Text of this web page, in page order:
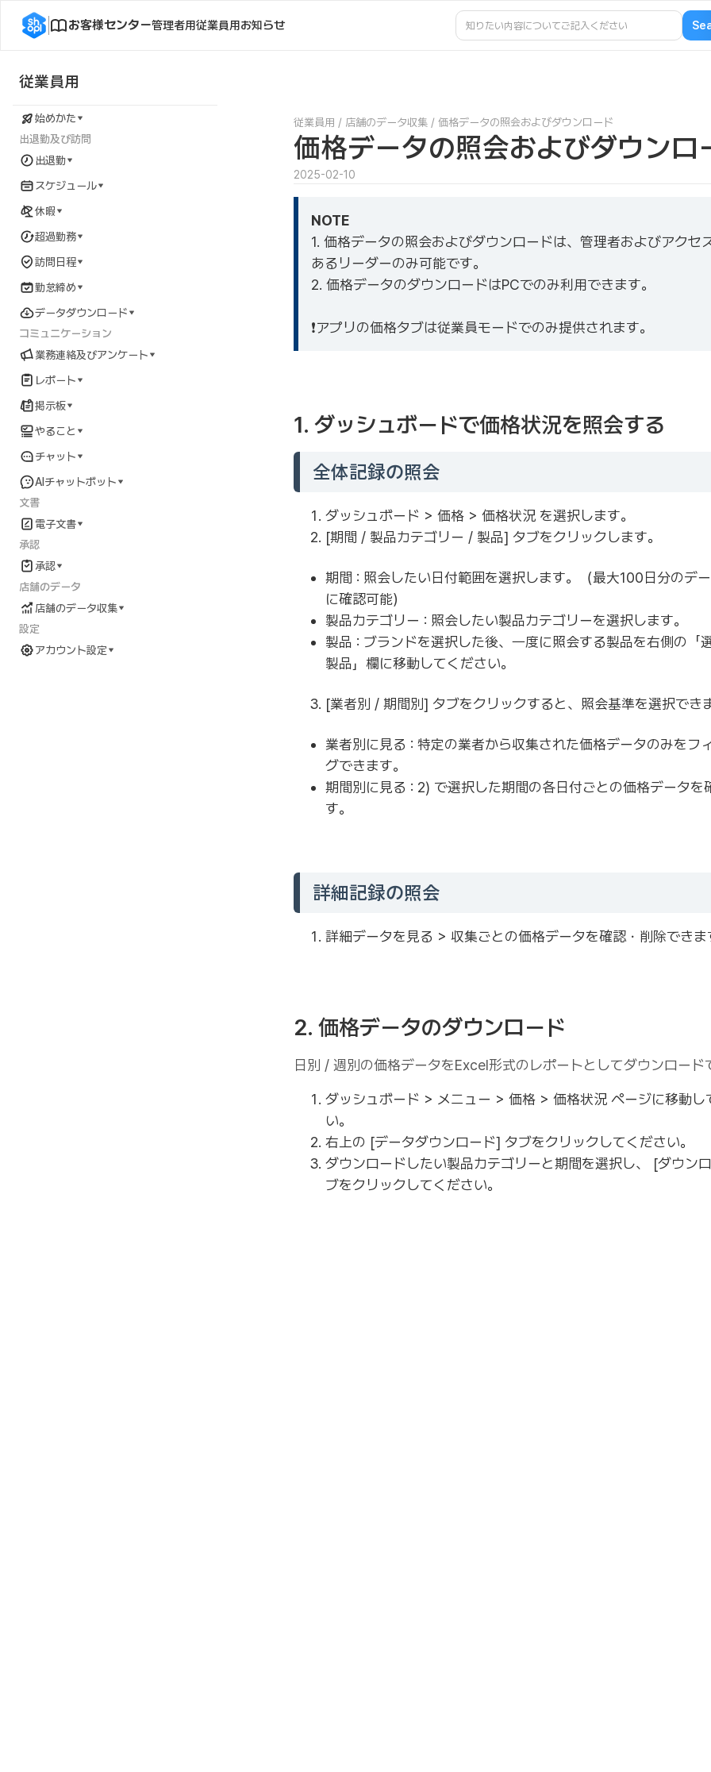
お客様センター管理者用従業員用お知らせ
従業員用
始めかた
出退勤及び訪問
出退勤
スケジュール
休暇
超過勤務
訪問日程
勤怠締め
データダウンロード
コミュニケーション
業務連絡及びアンケート
レポート
掲示板
やること
チャット
AIチャットボット
文書
電子文書
承認
承認
店舗のデータ
店舗のデータ収集
設定
アカウント設定
従業員用 / 店舗のデータ収集 / 価格データの照会およびダウンロード
価格データの照会およびダウンロ
2025-02-10
NOTE
1. 価格データの照会およびダウンロードは、管理者およびアクセ
あるリーダーのみ可能です。
2. 価格データのダウンロードはPCでのみ利用できます。
❗アプリの価格タブは従業員モードでのみ提供されます。
1. ダッシュボードで価格状況を照会する
全体記録の照会
ダッシュボード > 価格 > 価格状況 を選択します。
[期間 / 製品カテゴリー / 製品] タブをクリックします。
期間 : 照会したい日付範囲を選択します。（最大100日分のデ
に確認可能）
製品カテゴリー : 照会したい製品カテゴリーを選択します。
製品 : ブランドを選択した後、一度に照会する製品を右側の「
製品」欄に移動してください。
[業者別 / 期間別] タブをクリックすると、照会基準を選択でき
業者別に見る : 特定の業者から収集された価格データのみをフ
グできます。
期間別に見る : 2) で選択した期間の各日付ごとの価格データを
す。
詳細記録の照会
詳細データを見る > 収集ごとの価格データを確認・削除できま
2. 価格データのダウンロード
日別 / 週別の価格データをExcel形式のレポートとしてダウンロード
ダッシュボード > メニュー > 価格 > 価格状況 ページに移動し
い。
右上の [データダウンロード] タブをクリックしてください。
ダウンロードしたい製品カテゴリーと期間を選択し、 [ダウン
ブをクリックしてください。